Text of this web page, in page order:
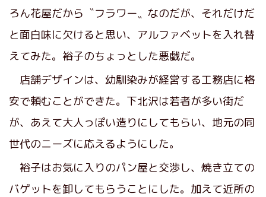
ろん花屋だから〝フラワー〟なのだが、それだけだ
と面白味に欠けると思い、アルファベットを入れ替
えてみた。裕子のちょっとした悪戯だ。
店舗デザインは、幼馴染みが経営する工務店に格
安で頼むことができた。下北沢は若者が多い街だ
が、あえて大人っぽい造りにしてもらい、地元の同
世代のニーズに応えるようにした。
裕子はお気に入りのパン屋と交渉し、焼き立ての
バゲットを卸してもらうことにした。加えて近所の